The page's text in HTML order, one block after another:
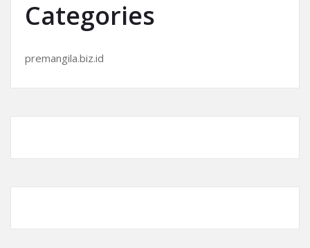
Categories
premangila.biz.id